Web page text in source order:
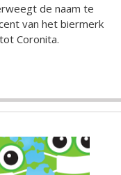
de naam te
van het biermerk
Coronita.